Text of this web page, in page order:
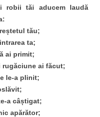
robii tăi aducem laudă
tău;
ta;
ai primit;
rugăciune ai făcut;
le-a plinit;
a câștigat;
apărător;